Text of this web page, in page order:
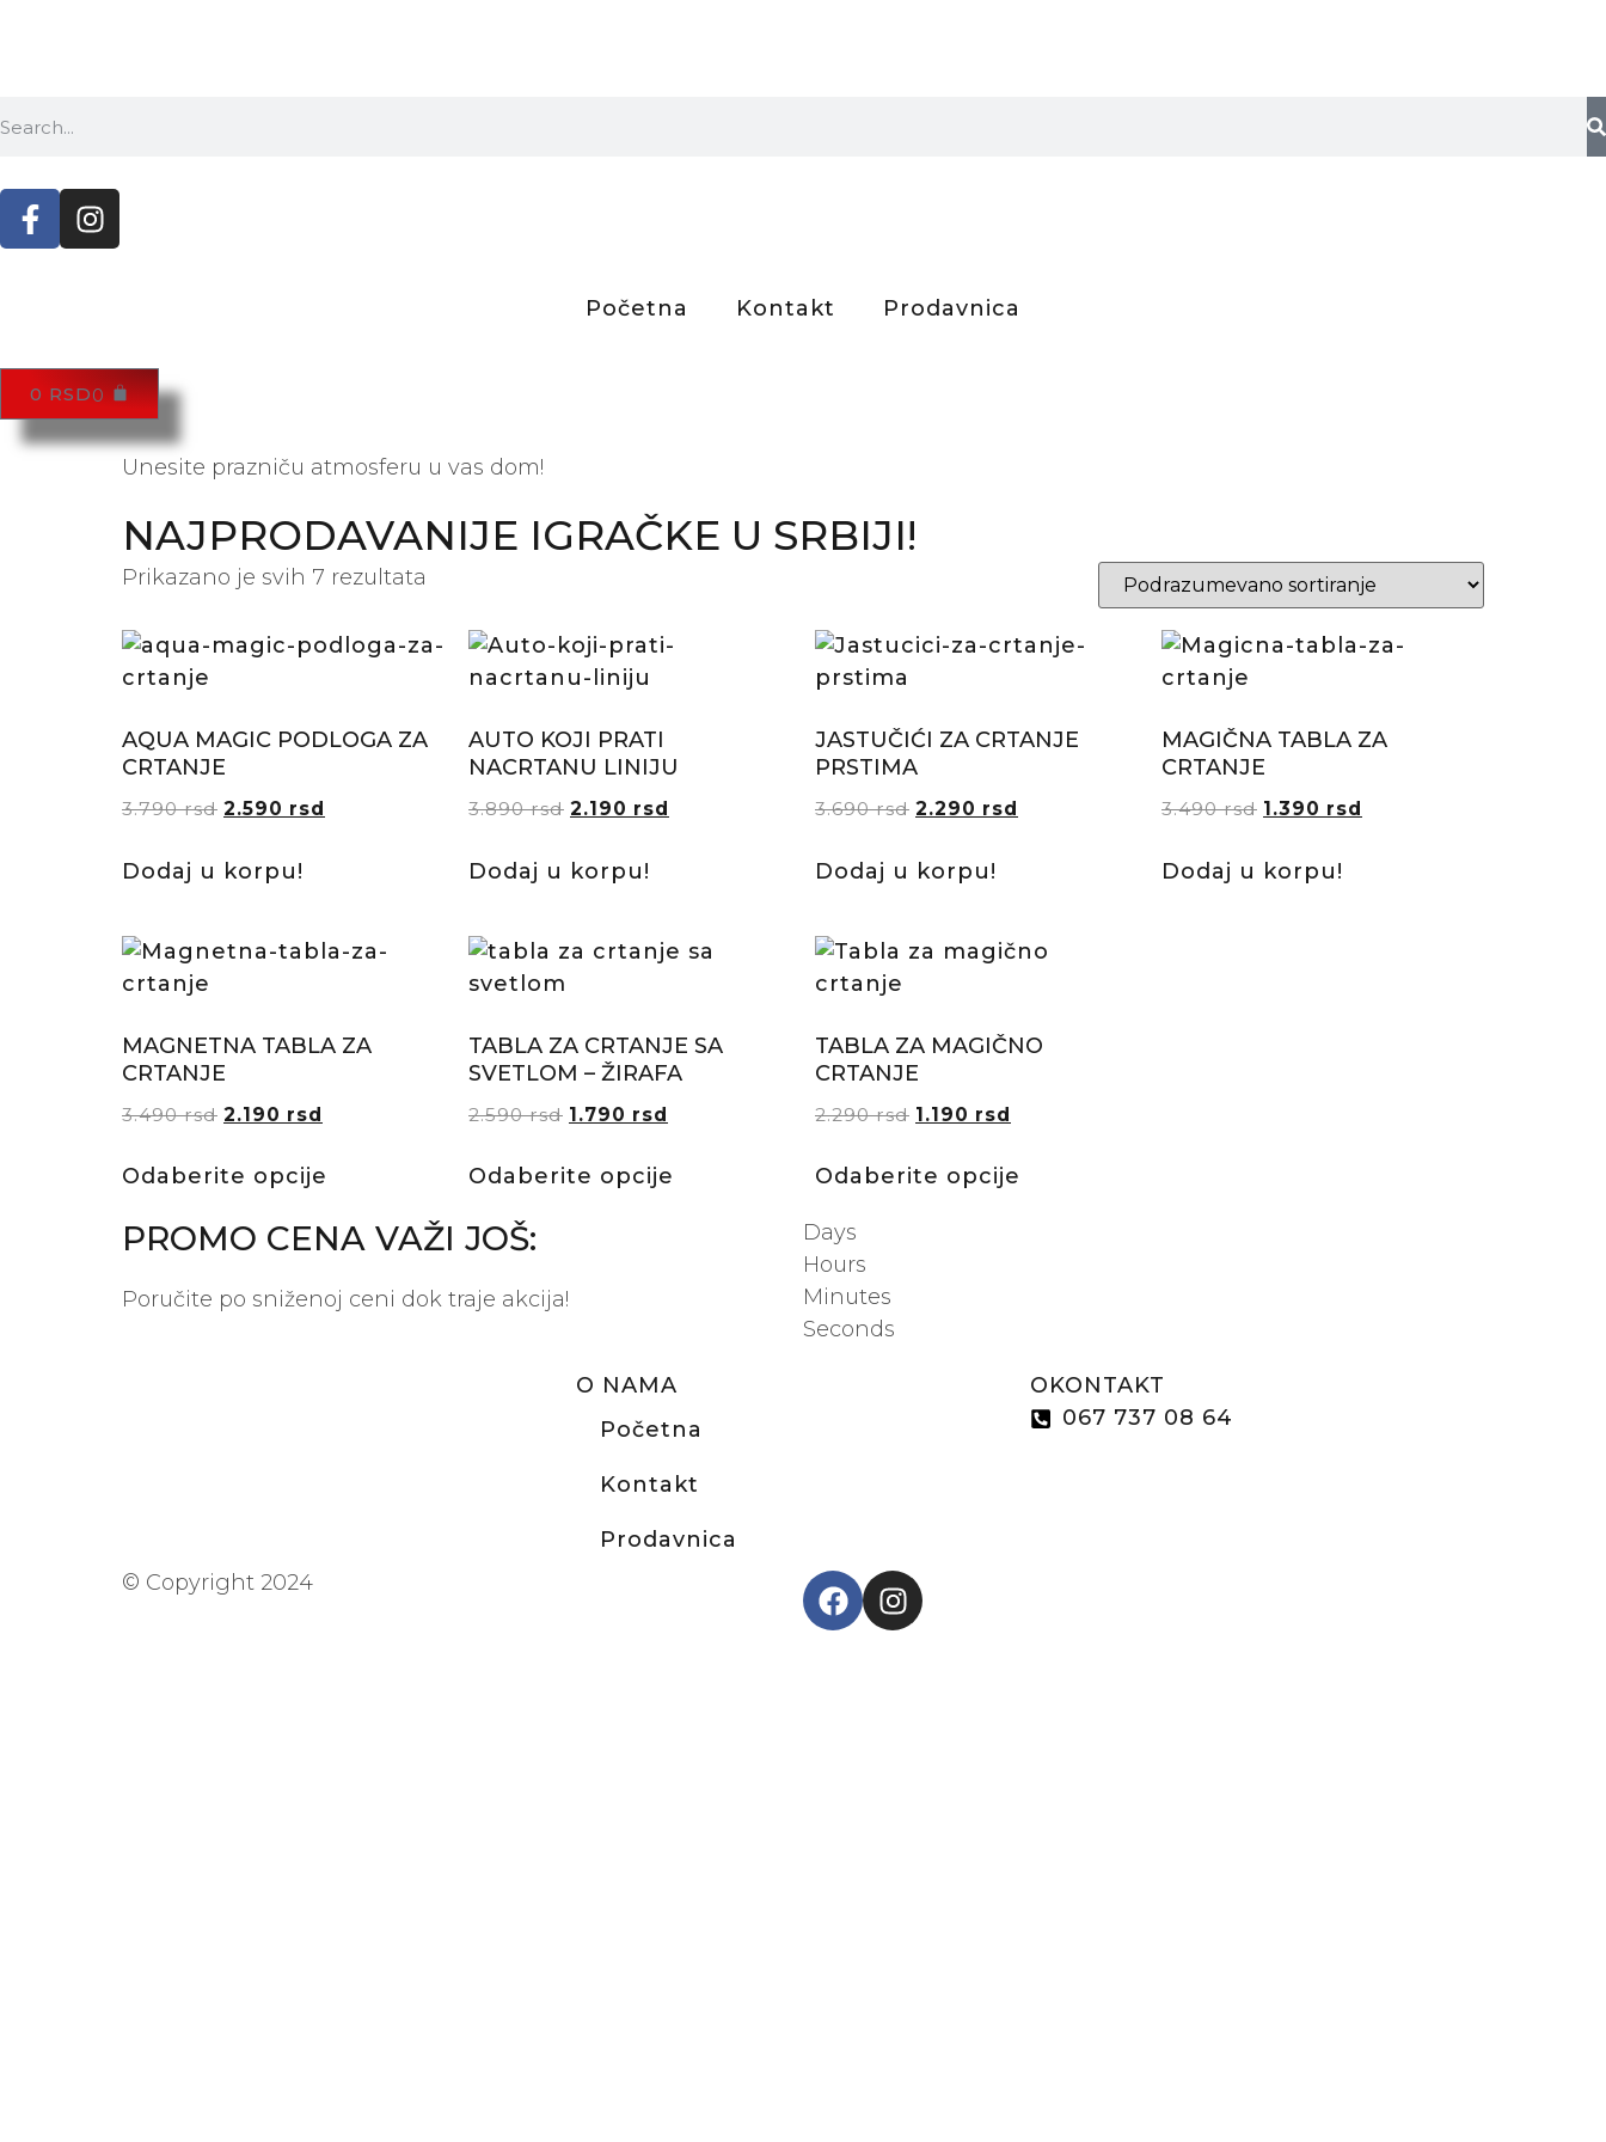
Početna Kontakt Prodavnica
0 RSD0
Unesite prazniču atmosferu u vas dom!
NAJPRODAVANIJE IGRAČKE U SRBIJI!
Prikazano je svih 7 rezultata
AQUA MAGIC PODLOGA ZA
CRTANJE
3.790rsd 2.590 rsd
Dodaj u korpu!
AUTO KOJI PRATI
NACRTANU LINIJU
3.890rsd 2.190 rsd
Dodaj u korpu!
JASTUČIĆI ZA CRTANJE
PRSTIMA
3.690rsd 2.290 rsd
Dodaj u korpu!
MAGIČNA TABLA ZA
CRTANJE
3.490rsd 1.390 rsd
Dodaj u korpu!
MAGNETNA TABLA ZA
CRTANJE
3.490rsd 2.190 rsd
Odaberite opcije
TABLA ZA CRTANJE SA
SVETLOM – ŽIRAFA
2.590rsd 1.790 rsd
Odaberite opcije
TABLA ZA MAGIČNO
CRTANJE
2.290rsd 1.190 rsd
Odaberite opcije
PROMO CENA VAŽI JOŠ:
Poručite po sniženoj ceni dok traje akcija!
Days
Hours
Minutes
Seconds
O NAMA
Početna
Kontakt
Prodavnica
OKONTAKT
067 737 08 64
© Copyright 2024